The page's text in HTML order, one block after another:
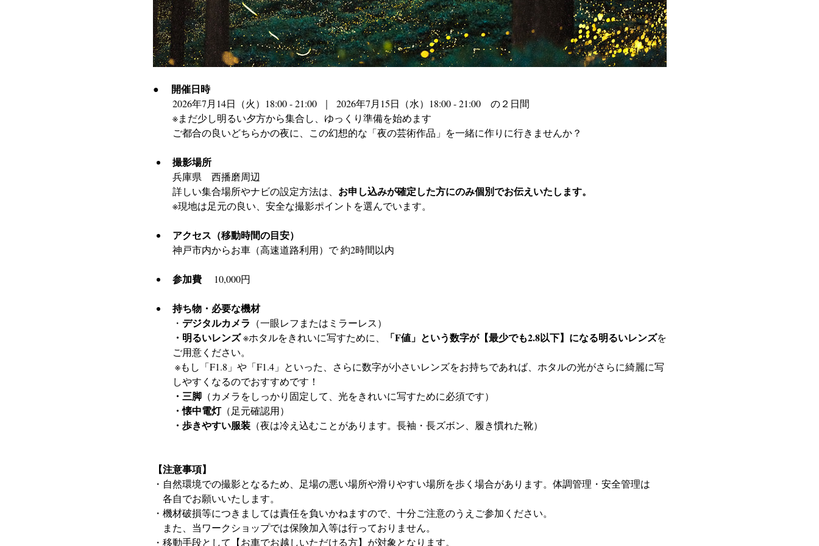
● 開催日時
2026年7月14日（火）18:00 - 21:00  ｜  2026年7月15日（水）18:00 - 21:00　の２日間
※まだ少し明るい夕方から集合し、ゆっくり準備を始めます
ご都合の良いどちらかの夜に、この幻想的な「夜の芸術作品」を一緒に作りに行きませんか？
撮影場所
兵庫県　西播磨周辺
詳しい集合場所やナビの設定方法は、 お申し込みが確定した方にのみ個別でお伝えいたします。
※現地は足元の良い、安全な撮影ポイントを選んでいます。
アクセス（移動時間の目安）
神戸市内からお車（高速道路利用）で 約2時間以内
参加費 10,000円
持ち物・必要な機材
・ デジタルカメラ （一眼レフまたはミラーレス）
・明るいレンズ ※ホタルをきれいに写すために、 「F値」という数字が【最少でも2.8以下】になる明るいレンズを
ご用意ください。
しやすくなるのでおすすめです！
・三脚（カメラをしっかり固定して、光をきれいに写すために必須です）
・懐中電灯（足元確認用）
・歩きやすい服装（夜は冷え込むことがあります。長袖・長ズボン、履き慣れた靴）
【注意事項】
・自然環境での撮影となるため、足場の悪い場所や滑りやすい場所を歩く場合があります。体調管理・安全管理は
各自でお願いいたします。
・機材破損等につきましては責任を負いかねますので、十分ご注意のうえご参加ください。
また、当ワークショップでは保険加入等は行っておりません。
・移動手段として【お車でお越しいただける方】が対象となります。